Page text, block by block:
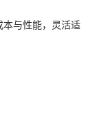
本与性能，灵活适